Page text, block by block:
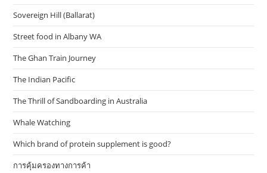
Sovereign Hill (Ballarat)
Street food in Albany WA
The Ghan Train Journey
The Indian Pacific
The Thrill of Sandboarding in Australia
Whale Watching
Which brand of protein supplement is good?
การคุ้มครองทางการค้า